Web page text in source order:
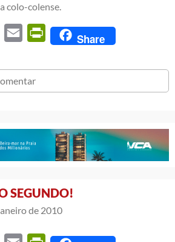
colo-colense.
Twitter Email PrintFriendly
Share
SEGUNDO!
de 2010